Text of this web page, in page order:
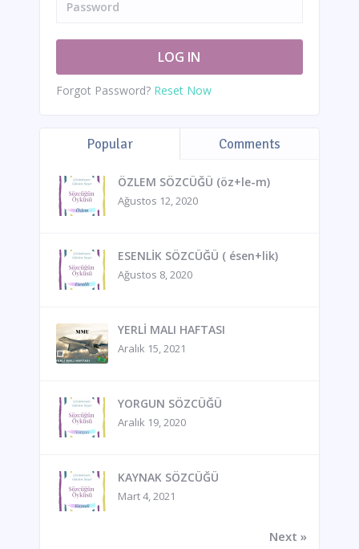
Forgot Password? Reset Now
Popular Comments
ÖZLEM SÖZCÜĞÜ (öz+le-m)
Ağustos 12, 2020
ESENLİK SÖZCÜĞÜ ( ésen+lik)
Ağustos 8, 2020
YERLİ MALI HAFTASI
Aralık 15, 2021
YORGUN SÖZCÜĞÜ
Aralık 19, 2020
KAYNAK SÖZCÜĞÜ
Mart 4, 2021
Next »